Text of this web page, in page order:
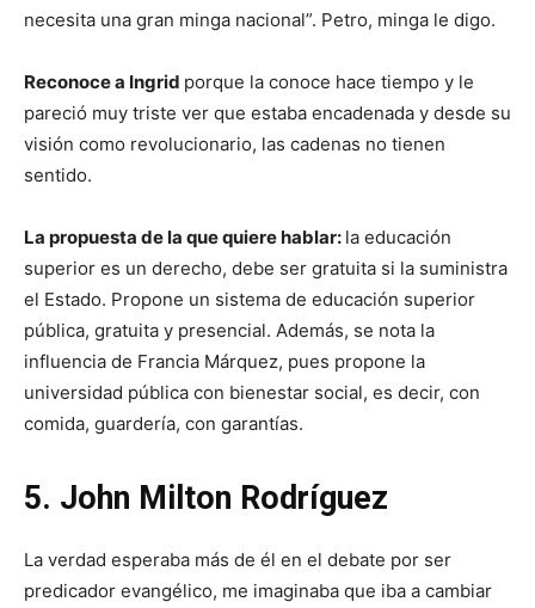
necesita una gran minga nacional”. Petro, minga le digo.
Reconoce a Ingrid porque la conoce hace tiempo y le
pareció muy triste ver que estaba encadenada y desde su
visión como revolucionario, las cadenas no tienen
sentido.
La propuesta de la que quiere hablar: la educación
superior es un derecho, debe ser gratuita si la suministra
el Estado. Propone un sistema de educación superior
pública, gratuita y presencial. Además, se nota la
influencia de Francia Márquez, pues propone la
universidad pública con bienestar social, es decir, con
comida, guardería, con garantías.
5. John Milton Rodríguez
La verdad esperaba más de él en el debate por ser
predicador evangélico, me imaginaba que iba a cambiar